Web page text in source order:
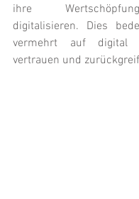
ihre
digitalisieren. Dies
vermehrt auf digital
vertrauen und